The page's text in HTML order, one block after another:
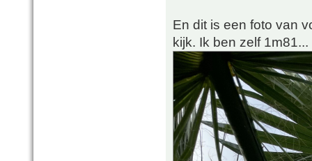
En dit is een foto van
kijk. Ik ben zelf 1m81...